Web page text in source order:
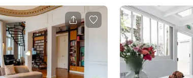
les prises de vue avec une
design contenant des livres
grand espace blanc pour
et filmer vos clients. Il
de cyclo blanc + 1 lumière
+ lumière Amaran 300C +
trépieds + micro Rode USB + 1
Charme ancien
hongrois, belles
d'époque. Au 3ème
Très lumineux et
longeant le salon.
la salle à manger
cuisine avec plan de